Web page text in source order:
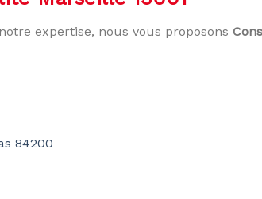
expertise, nous vous proposons
84200